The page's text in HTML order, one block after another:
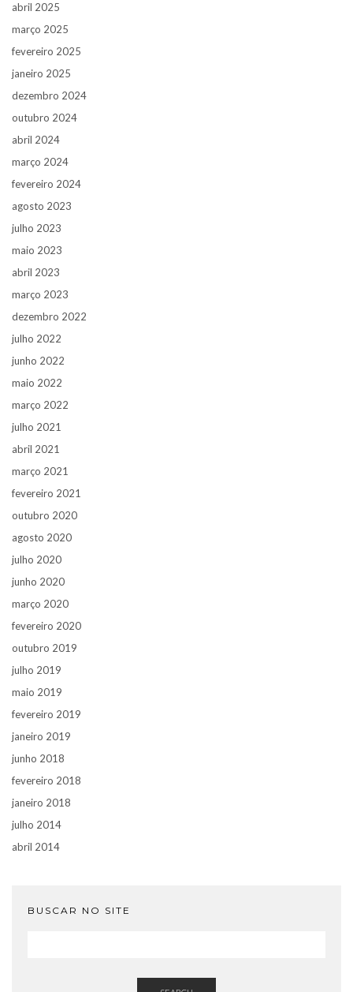
abril 2025
março 2025
fevereiro 2025
janeiro 2025
dezembro 2024
outubro 2024
abril 2024
março 2024
fevereiro 2024
agosto 2023
julho 2023
maio 2023
abril 2023
março 2023
dezembro 2022
julho 2022
junho 2022
maio 2022
março 2022
julho 2021
abril 2021
março 2021
fevereiro 2021
outubro 2020
agosto 2020
julho 2020
junho 2020
março 2020
fevereiro 2020
outubro 2019
julho 2019
maio 2019
fevereiro 2019
janeiro 2019
junho 2018
fevereiro 2018
janeiro 2018
julho 2014
abril 2014
BUSCAR NO SITE